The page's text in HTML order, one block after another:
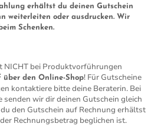
erhältst du deinen Gutschein
weiterleiten oder ausdrucken. Wir
Schenken.
NICHT bei Produktvorführungen
über den Online-Shop! Für Gutscheine
kontaktiere bitte deine Beraterin. Bei
wir dir deinen Gutschein gleich
den Gutschein auf Rechnung erhältst
Rechnungsbetrag beglichen ist.